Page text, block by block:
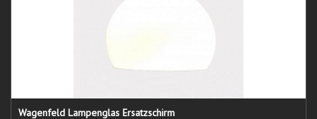
Wagenfeld Lampenglas Ersatzschirm